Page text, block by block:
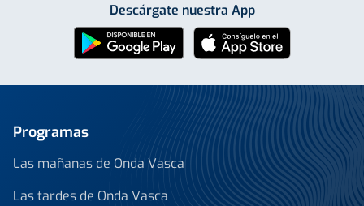
Descárgate nuestra App
Programas
Las mañanas de Onda Vasca
Las tardes de Onda Vasca